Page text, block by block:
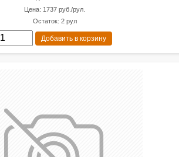
Цена: 1737 руб./рул.
Остаток: 2 рул
Добавить в корзину